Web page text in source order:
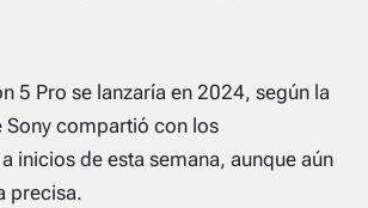
5 Pro se lanzaría en 2024, según la
Sony compartió con los
inicios de esta semana, aunque aún
precisa.